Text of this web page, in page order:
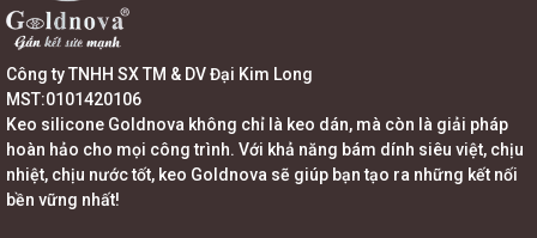
Công ty TNHH SX TM & DV Đại Kim Long
MST:0101420106
Keo silicone Goldnova không chỉ là keo dán, mà còn là giải pháp
hoàn hảo cho mọi công trình. Với khả năng bám dính siêu việt, chịu
nhiệt, chịu nước tốt, keo Goldnova sẽ giúp bạn tạo ra những kết nối
bền vững nhất!